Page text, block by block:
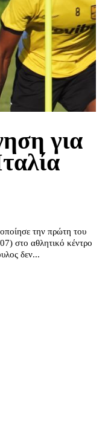
για
την πρώτη του
στο αθλητικό κέντρο
δεν...